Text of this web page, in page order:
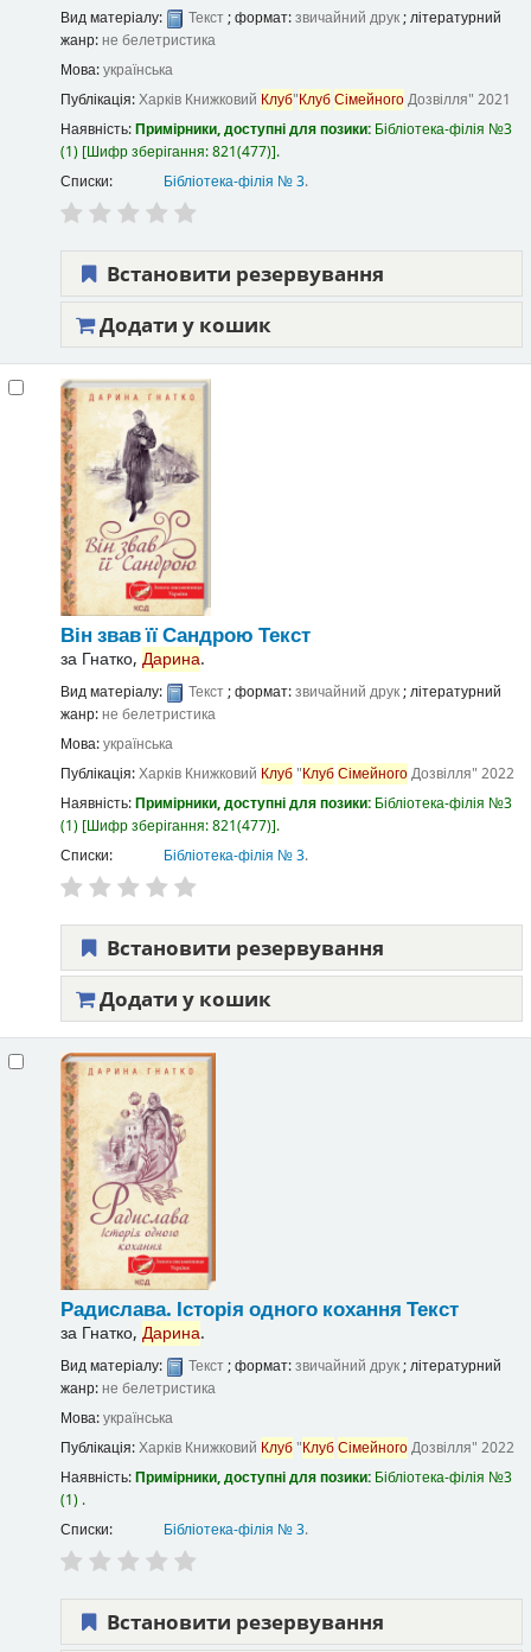
Вид матеріалу: Текст; формат:звичайний друк; літературний
жанр: не белетристика
Мова:українська
Публікація:Харків Книжковий Клуб"КлубСімейногоДозвілля" 2021
Наявність:Примірники, доступні для позики: Бібліотека-філія №3
(1) Шифр зберігання:821(477) .
Списки:
Бібліотека-філія № 3.
Встановити резервування
Додати у кошик
Він звав її Сандрою Текст
за Гнатко, Дарина.
Вид матеріалу: Текст; формат:звичайний друк; літературний
жанр:не белетристика
Мова:українська
Публікація:Харків Книжковий Клуб"КлубСімейногоДозвілля" 2022
Наявність:Примірники, доступні для позики: Бібліотека-філія №3
(1) Шифр зберігання:821(477) .
Списки:
Бібліотека-філія № 3.
Встановити резервування
Додати у кошик
Радислава. Історія одного кохання Текст
за Гнатко, Дарина.
Вид матеріалу: Текст; формат:звичайний друк; літературний
жанр: не белетристика
Мова:українська
Публікація:Харків Книжковий Клуб"КлубСімейногоДозвілля" 2022
Наявність:Примірники, доступні для позики: Бібліотека-філія №3
(1) .
Списки:
Бібліотека-філія № 3.
Встановити резервування